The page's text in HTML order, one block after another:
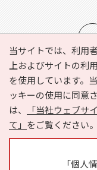
当サイトでは、利用
上およびサイトの利
を使用しています。
ッキーの使用に同意
は、
「当社ウェブサ
て」 をご覧ください。
「個人
e-NAVITA（イーナ
利用規約
個人
サイトマップ